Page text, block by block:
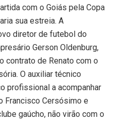
com o Goiás pela Copa
sua estreia. A
diretor de futebol do
Gerson Oldenburg,
contrato de Renato com o
O auxiliar técnico
profissional a acompanhar
Francisco Cersósimo e
gaúcho, não virão com o